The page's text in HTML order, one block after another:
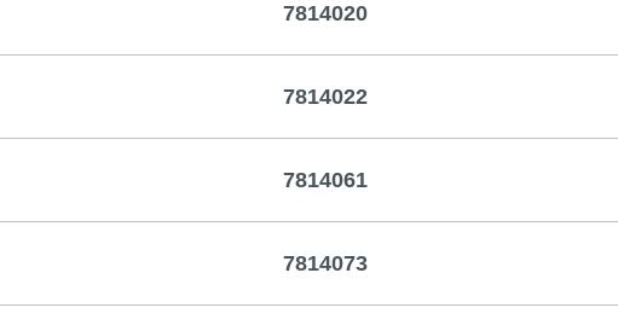
7814020
7814022
7814061
7814073